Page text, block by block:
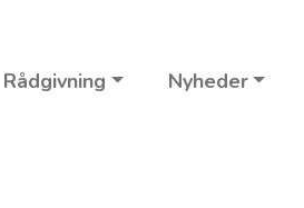
Rådgivning Nyheder